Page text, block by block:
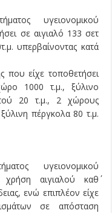
υγειονομικού
σε αιγιαλό 133 σετ
υπερβαίνοντας κατά
που είχε τοποθετήσει
1000 τ.μ., ξύλινο
20 τ.μ., 2 χώρους
πέργκολα 80 τ.μ.
υγειονομικού
αιγιαλού καθ΄
ενώ επιπλέον είχε
σε απόσταση